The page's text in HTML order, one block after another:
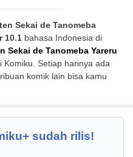
Sekai de Tanomeba
10.1 bahasa Indonesia di
Sekai de Tanomeba Yareru
Komiku. Setiap harinya ada
komik lain bisa kamu
sudah rilis!